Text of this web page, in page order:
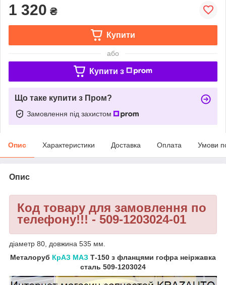
1 320 ₴
Купити
або
Купити з
Що таке купити з Пром?
Замовлення під захистом
Опис Характеристики Доставка Оплата Умови
Опис
Код товару для замовлення по
телефону!!! - 509-1203024-01
діаметр 80, довжина 535 мм.
Металоруб КрАЗ МАЗ Т-150 з фланцями гофра неіржавка
сталь 509-1203024